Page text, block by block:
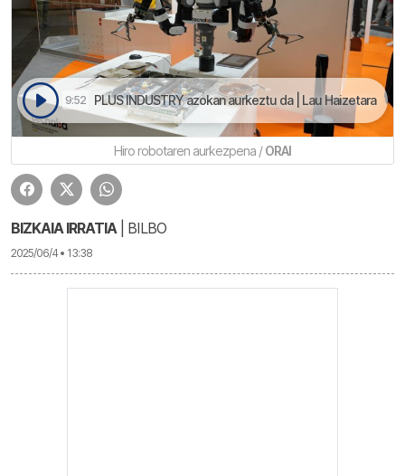
9:52 PLUS INDUSTRY azokan aurkeztu da | Lau Haizetara
Hiro robotaren aurkezpena /ORAI
BIZKAIA IRRATIA| BILBO
2025/06/4 • 13:38